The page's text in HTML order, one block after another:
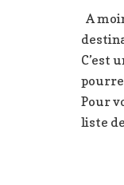
A
C’est
Pour
liste